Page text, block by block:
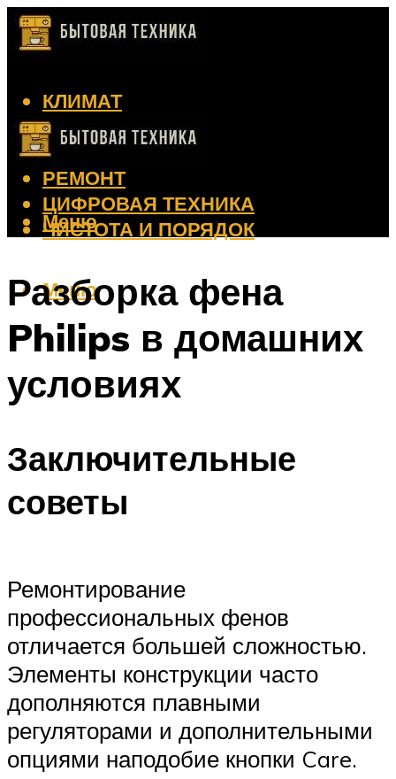
КЛИМАТ
КРАСОТА
КУХНЯ
РЕМОНТ
ЦИФРОВАЯ ТЕХНИКА
ЧИСТОТА И ПОРЯДОК
Меню
Меню
Разборка фена
Philips в домашних
условиях
Заключительные
советы
Ремонтирование
профессиональных фенов
отличается большей сложностью.
Элементы конструкции часто
дополняются плавными
регуляторами и дополнительными
опциями наподобие кнопки Care.